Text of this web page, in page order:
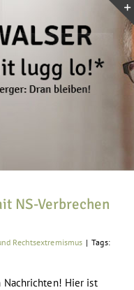
NS-Verbrechen
Rechtsextremismus | Tags:
Nachrichten! Hier ist